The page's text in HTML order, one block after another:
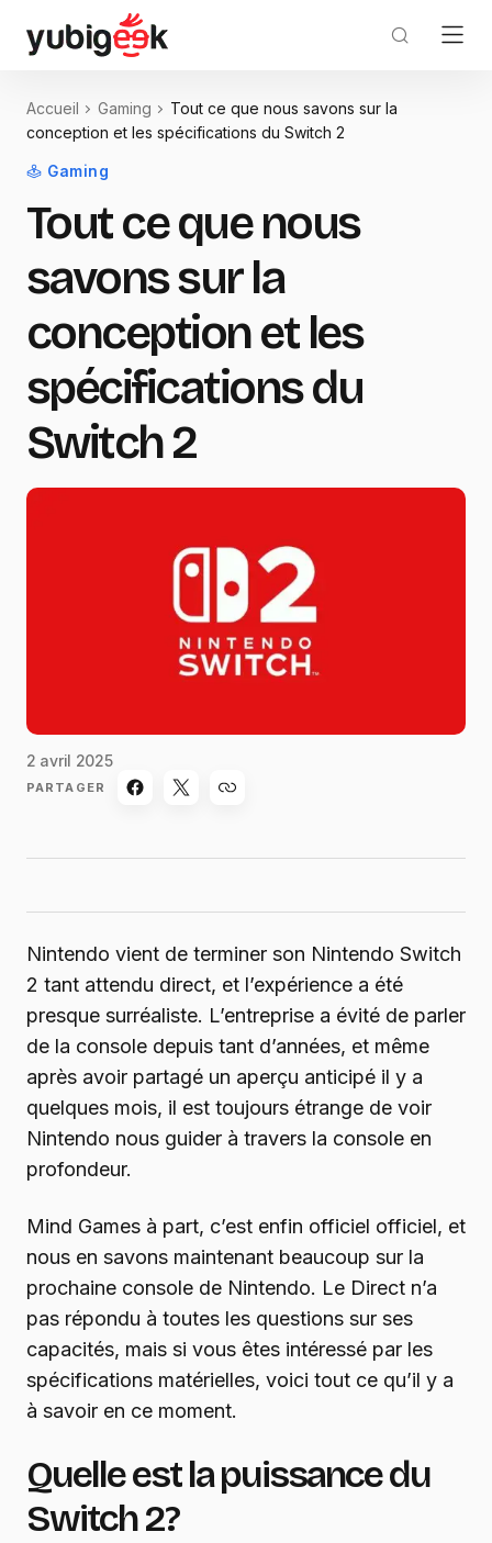
Accueil Gaming
Tout ce que nous savons sur la
conception et les spécifications du Switch 2
Gaming
Tout ce que nous
savons sur la
conception et les
spécifications du
Switch 2
2 avril 2025
PARTAGER
Nintendo vient de terminer son Nintendo Switch
2 tant attendu direct, et l’expérience a été
presque surréaliste. L’entreprise a évité de parler
de la console depuis tant d’années, et même
après avoir partagé un aperçu anticipé il y a
quelques mois, il est toujours étrange de voir
Nintendo nous guider à travers la console en
profondeur.
Mind Games à part, c’est enfin officiel officiel, et
nous en savons maintenant beaucoup sur la
prochaine console de Nintendo. Le Direct n’a
pas répondu à toutes les questions sur ses
capacités, mais si vous êtes intéressé par les
spécifications matérielles, voici tout ce qu’il y a
à savoir en ce moment.
Quelle est la puissance du
Switch 2?